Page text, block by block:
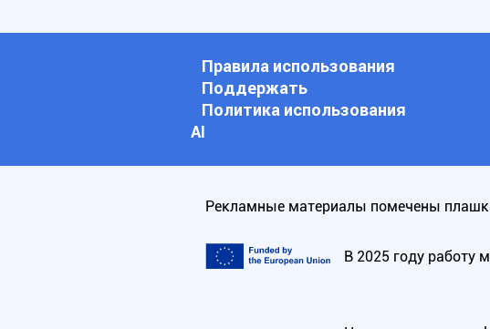
Правила использования
Поддержать
Политика использования
АI
Рекламные материалы помечены
В 2025 году работу